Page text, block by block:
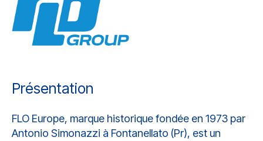
Présentation
FLO Europe, marque historique fondée en 1973 par
Antonio Simonazzi à Fontanellato (Pr), est un